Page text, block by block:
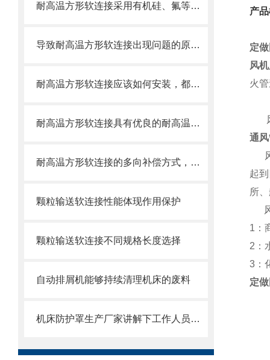
耐高温方形软连接采用有机硅、氟等高分子材料涂覆处理
导致耐高温方形软连接出现问题的原因大家都遇到哪些？
耐高温方形软连接应该如何安装，都需要注意什么
耐高温方形软连接具有优良的耐高温、耐腐蚀和密封性能
耐高温方形软连接的多向补偿方式，可提供较大的轴向、角向和侧向位移
颗粒输送软连接性能体现作用保护
颗粒输送软连接不同规格长度选择
自动排屑机能够持续清理机床的废料
机床防护罩生产厂家讲解下工作人员操作的时候需要注意的地方
产
定
风
火
风
通
风
起
所
风
1：
2：
3：
定